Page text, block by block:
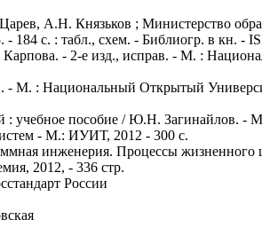
А.Н. Князьков ; Министерство
184 с. : табл., схем. - Библиогр. в кн. -
Карпова. - 2-е изд., исправ. - М. :
- М. : Национальный Открытый
пособие / Ю.Н. Загинайлов. -
- М.: ИУИТ, 2012 - 300 с.
инженерия. Процессы жизненного
2012, - 336 стр.
России